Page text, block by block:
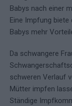
Babys nach einer
Eine Impfung
Babys mehr
Da schwangere
schweren Verlauf
Mütter impfen
Ständige